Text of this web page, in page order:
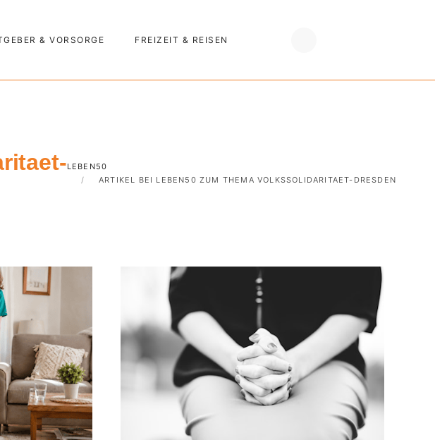
& VORSORGE FREIZEIT & REISEN
LEBEN50
ARTIKEL BEI LEBEN50 ZUM THEMA VOLKSSOLIDARITAET-DRESDEN